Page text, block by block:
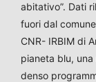
abitativo”. Dati
fuori dal
CNR- IRBIM di
pianeta blu,
denso